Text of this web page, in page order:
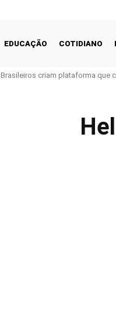
EDUCAÇÃO COTIDIANO
Brasileiros criam plataforma que